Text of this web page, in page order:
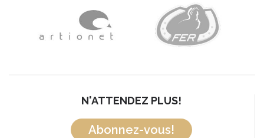
N'ATTENDEZ PLUS!
Abonnez-vous!